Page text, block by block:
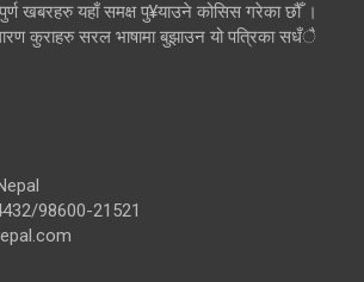
खबरहरु यहाँ समक्ष पु¥याउने कोसिस गरेका छौँ ।
कुराहरु सरल भाषामा बुझाउन यो पत्रिका सधँै
98600-21521